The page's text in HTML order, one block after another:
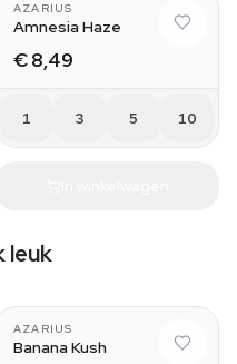
AZARIUS
Amnesia Haze
€ 8,49
1 3 5 10
leuk
AZARIUS
Banana Kush